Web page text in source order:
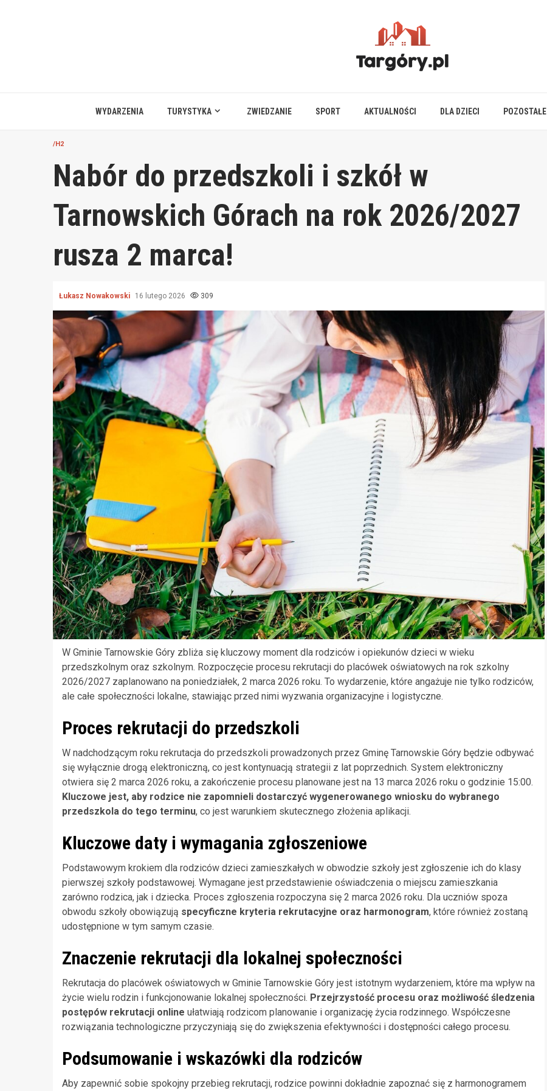
WYDARZENIA TURYSTYKA ZWIEDZANIE SPORT AKTUALNOŚCI DLA DZIECI POZOSTAŁE
/H2
Nabór do przedszkoli i szkół w
Tarnowskich Górach na rok 2026/2027
rusza 2 marca!
Łukasz Nowakowski 16 lutego 2026 309
W Gminie Tarnowskie Góry zbliża się kluczowy moment dla rodziców i opiekunów dzieci w wieku
przedszkolnym oraz szkolnym. Rozpoczęcie procesu rekrutacji do placówek oświatowych na rok szkolny
2026/2027 zaplanowano na poniedziałek, 2 marca 2026 roku. To wydarzenie, które angażuje nie tylko rodziców,
ale całe społeczności lokalne, stawiając przed nimi wyzwania organizacyjne i logistyczne.
Proces rekrutacji do przedszkoli
W nadchodzącym roku rekrutacja do przedszkoli prowadzonych przez Gminę Tarnowskie Góry będzie odbywać
się wyłącznie drogą elektroniczną, co jest kontynuacją strategii z lat poprzednich. System elektroniczny
otwiera się 2 marca 2026 roku, a zakończenie procesu planowane jest na 13 marca 2026 roku o godzinie 15:00.
Kluczowe jest, aby rodzice nie zapomnieli dostarczyć wygenerowanego wniosku do wybranego
przedszkola do tego terminu, co jest warunkiem skutecznego złożenia aplikacji.
Kluczowe daty i wymagania zgłoszeniowe
Podstawowym krokiem dla rodziców dzieci zamieszkałych w obwodzie szkoły jest zgłoszenie ich do klasy
pierwszej szkoły podstawowej. Wymagane jest przedstawienie oświadczenia o miejscu zamieszkania
zarówno rodzica, jak i dziecka. Proces zgłoszenia rozpoczyna się 2 marca 2026 roku. Dla uczniów spoza
obwodu szkoły obowiązują specyficzne kryteria rekrutacyjne oraz harmonogram, które również zostaną
udostępnione w tym samym czasie.
Znaczenie rekrutacji dla lokalnej społeczności
Rekrutacja do placówek oświatowych w Gminie Tarnowskie Góry jest istotnym wydarzeniem, które ma wpływ na
życie wielu rodzin i funkcjonowanie lokalnej społeczności. Przejrzystość procesu oraz możliwość śledzenia
postępów rekrutacji online ułatwiają rodzicom planowanie i organizację życia rodzinnego. Współczesne
rozwiązania technologiczne przyczyniają się do zwiększenia efektywności i dostępności całego procesu.
Podsumowanie i wskazówki dla rodziców
Aby zapewnić sobie spokojny przebieg rekrutacji, rodzice powinni dokładnie zapoznać się z harmonogramem